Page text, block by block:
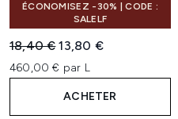
ÉCONOMISEZ -30% | CODE :
SALELF
Prix de vente :
18,40 €Prix ​​actuel :
13,80 €
460,00 € par L
ACHETER